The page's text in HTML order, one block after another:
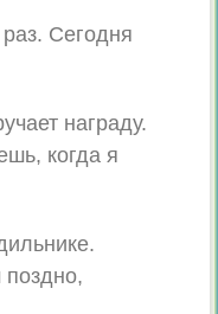
Сегодня
награду.
когда я